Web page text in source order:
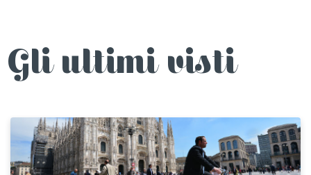
Gli ultimi visti